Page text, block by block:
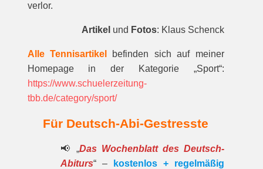
verlor.
Artikel und Fotos: Klaus Schenck
Alle Tennisartikel
befinden sich auf meiner
Homepage in der Kategorie „Sport“:
https://www.schuelerzeitung-
tbb.de/category/sport/
Für Deutsch-Abi-Gestresste
📢 „Das Wochenblatt des Deutsch-
Abiturs“ –
kostenlos + regelmäßig